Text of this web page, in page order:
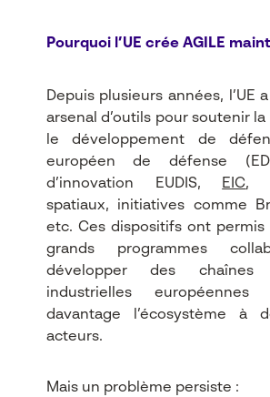
Pourquoi l’UE crée AGILE
Depuis plusieurs années, l’UE
arsenal d’outils pour soutenir
le développement de
européen de défense
d’innovation EUDIS, EIC,
spatiaux, initiatives comme
etc. Ces dispositifs ont permis
grands programmes
développer des
industrielles européennes
davantage l’écosystème à
acteurs.​
Mais un problème persiste :